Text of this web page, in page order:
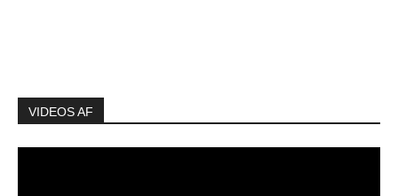
VIDEOS AF